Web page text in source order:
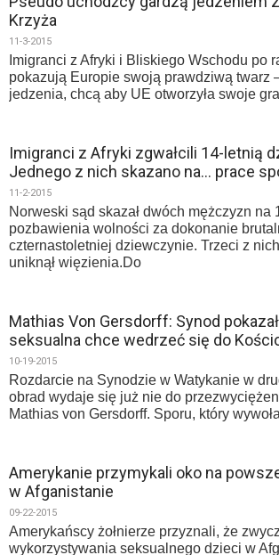
Krzyża
11-3-2015
Imigranci z Afryki i Bliskiego Wschodu po
pokazują Europie swoją prawdziwą twarz
jedzenia, chcą aby UE otworzyła swoje
Imigranci z Afryki zgwałcili 14-letnią
Jednego z nich skazano na… prace
11-2-2015
Norweski sąd skazał dwóch mężczyzn na
pozbawienia wolności za dokonanie
czternastoletniej dziewczynie. Trzeci z
uniknął więzienia.Do
Mathias Von Gersdorff: Synod
seksualna chce wedrzeć się do
10-19-2015
Rozdarcie na Synodzie w Watykanie w
obrad wydaje się już nie do
Mathias von Gersdorff. Sporu, który
Amerykanie przymykali oko na
w Afganistanie
09-22-2015
Amerykańscy żołnierze przyznali, że
wykorzystywania seksualnego dzieci w